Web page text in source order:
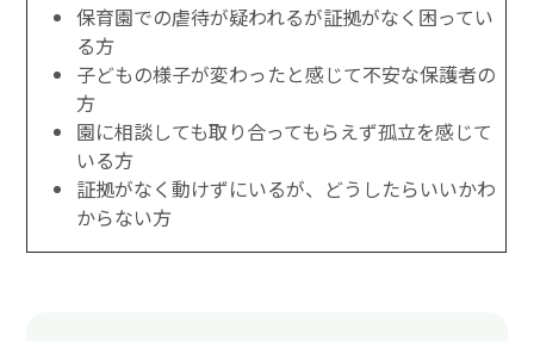
保育園での虐待が疑われるが証拠がなく困ってい
る方
子どもの様子が変わったと感じて不安な保護者の
方
園に相談しても取り合ってもらえず孤立を感じて
いる方
証拠がなく動けずにいるが、どうしたらいいかわ
からない方